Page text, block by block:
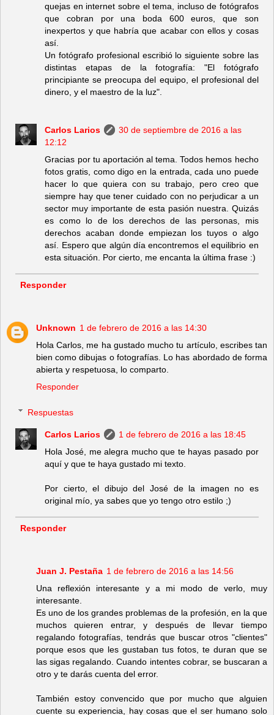
quejas en internet sobre el tema, incluso de fotógrafos
que cobran por una boda 600 euros, que son
inexpertos y que habría que acabar con ellos y cosas
así.
Un fotógrafo profesional escribió lo siguiente sobre las
distintas etapas de la fotografía: "El fotógrafo
principiante se preocupa del equipo, el profesional del
dinero, y el maestro de la luz".
Carlos Larios
30 de septiembre de 2016 a las
12:12
Gracias por tu aportación al tema. Todos hemos hecho
fotos gratis, como digo en la entrada, cada uno puede
hacer lo que quiera con su trabajo, pero creo que
siempre hay que tener cuidado con no perjudicar a un
sector muy importante de esta pasión nuestra. Quizás
es como lo de los derechos de las personas, mis
derechos acaban donde empiezan los tuyos o algo
así. Espero que algún día encontremos el equilibrio en
esta situación. Por cierto, me encanta la última frase :)
Responder
Unknown 1 de febrero de 2016 a las 14:30
Hola Carlos, me ha gustado mucho tu artículo, escribes tan
bien como dibujas o fotografías. Lo has abordado de forma
abierta y respetuosa, lo comparto.
Responder
Respuestas
Carlos Larios
1 de febrero de 2016 a las 18:45
Hola José, me alegra mucho que te hayas pasado por
aquí y que te haya gustado mi texto.
Por cierto, el dibujo del José de la imagen no es
original mío, ya sabes que yo tengo otro estilo ;)
Responder
Juan J. Pestaña 1 de febrero de 2016 a las 14:56
Una reflexión interesante y a mi modo de verlo, muy
interesante.
Es uno de los grandes problemas de la profesión, en la que
muchos quieren entrar, y después de llevar tiempo
regalando fotografías, tendrás que buscar otros "clientes"
porque esos que les gustaban tus fotos, te duran que se
las sigas regalando. Cuando intentes cobrar, se buscaran a
otro y te darás cuenta del error.
También estoy convencido que por mucho que alguien
cuente su experiencia, hay cosas que el ser humano solo